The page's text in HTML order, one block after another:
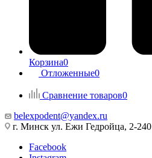
Корзина0
Отложенные0
Сравнение товаров0
belexpodent@yandex.ru
г. Минск ул. Ежи Гедройца, 2-240
Facebook